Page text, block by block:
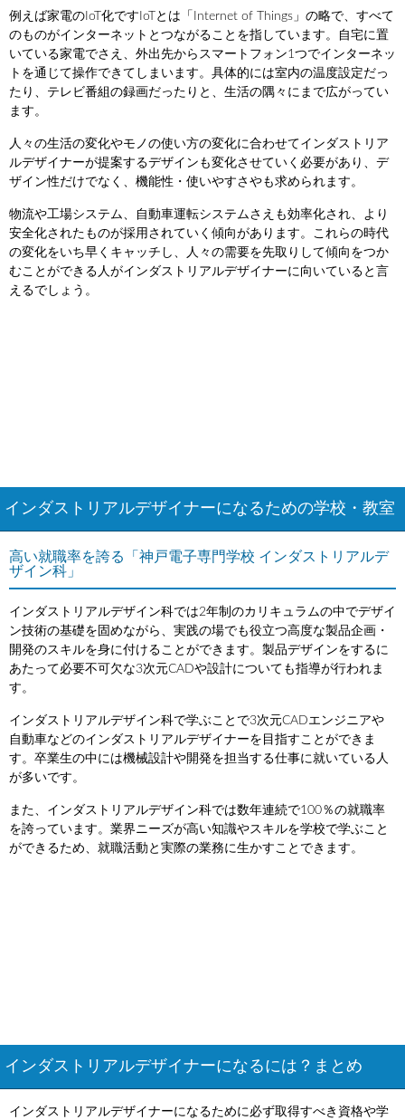
例えば家電のIoT化ですIoTとは「Internet of Things」の略で、すべて
のものがインターネットとつながることを指しています。自宅に置
いている家電でさえ、外出先からスマートフォン1つでインターネッ
トを通じて操作できてしまいます。具体的には室内の温度設定だっ
たり、テレビ番組の録画だったりと、生活の隅々にまで広がってい
ます。
人々の生活の変化やモノの使い方の変化に合わせてインダストリア
ルデザイナーが提案するデザインも変化させていく必要があり、デ
ザイン性だけでなく、機能性・使いやすさやも求められます。
物流や工場システム、自動車運転システムさえも効率化され、より
安全化されたものが採用されていく傾向があります。これらの時代
の変化をいち早くキャッチし、人々の需要を先取りして傾向をつか
むことができる人がインダストリアルデザイナーに向いていると言
えるでしょう。
インダストリアルデザイナーになるための学校・教室
高い就職率を誇る「神戸電子専門学校 インダストリアルデ
ザイン科」
インダストリアルデザイン科では2年制のカリキュラムの中でデザイ
ン技術の基礎を固めながら、実践の場でも役立つ高度な製品企画・
開発のスキルを身に付けることができます。製品デザインをするに
あたって必要不可欠な3次元CADや設計についても指導が行われま
す。
インダストリアルデザイン科で学ぶことで3次元CADエンジニアや
自動車などのインダストリアルデザイナーを目指すことができま
す。卒業生の中には機械設計や開発を担当する仕事に就いている人
が多いです。
また、インダストリアルデザイン科では数年連続で100％の就職率
を誇っています。業界ニーズが高い知識やスキルを学校で学ぶこと
ができるため、就職活動と実際の業務に生かすことできます。
インダストリアルデザイナーになるには？まとめ
インダストリアルデザイナーになるために必ず取得すべき資格や学